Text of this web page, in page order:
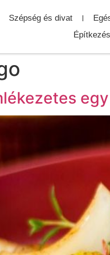
Szépség és divat